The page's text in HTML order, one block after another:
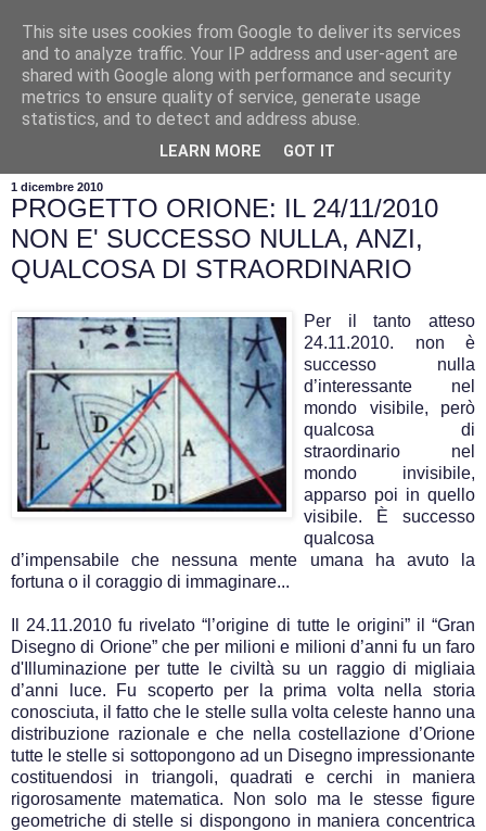
1 dicembre 2010
PROGETTO ORIONE: IL 24/11/2010
NON E' SUCCESSO NULLA, ANZI,
QUALCOSA DI STRAORDINARIO
Per il tanto atteso
24.11.2010. non è
successo nulla
d’interessante nel
mondo visibile, però
qualcosa di
straordinario nel
mondo invisibile,
apparso poi in quello
visibile. È successo
qualcosa
d’impensabile che nessuna mente umana ha avuto la
fortuna o il coraggio di immaginare...
Il 24.11.2010 fu rivelato “l’origine di tutte le origini” il “Gran
Disegno di Orione” che per milioni e milioni d’anni fu un faro
d'Illuminazione per tutte le civiltà su un raggio di migliaia
d’anni luce. Fu scoperto per la prima volta nella storia
conosciuta, il fatto che le stelle sulla volta celeste hanno una
distribuzione razionale e che nella costellazione d’Orione
tutte le stelle si sottopongono ad un Disegno impressionante
costituendosi in triangoli, quadrati e cerchi in maniera
rigorosamente matematica. Non solo ma le stesse figure
geometriche di stelle si dispongono in maniera concentrica
This site uses cookies from Google to deliver its services
and to analyze traffic. Your IP address and user-agent are
shared with Google along with performance and security
metrics to ensure quality of service, generate usage
statistics, and to detect and address abuse.
LEARN MORE GOT IT